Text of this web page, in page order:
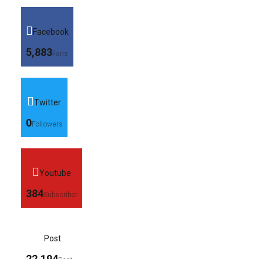
Facebook
5,883Fans
Twitter
0Followers
Youtube
384Subscriber
Post